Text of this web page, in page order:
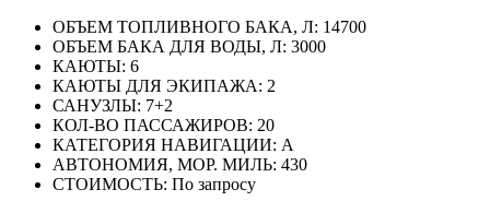
ОБЪЕМ ТОПЛИВНОГО БАКА, Л: 14700
ОБЪЕМ БАКА ДЛЯ ВОДЫ, Л: 3000
КАЮТЫ: 6
КАЮТЫ ДЛЯ ЭКИПАЖА: 2
САНУЗЛЫ: 7+2
КОЛ-ВО ПАССАЖИРОВ: 20
КАТЕГОРИЯ НАВИГАЦИИ: А
АВТОНОМИЯ, МОР. МИЛЬ: 430
СТОИМОСТЬ: По запросу